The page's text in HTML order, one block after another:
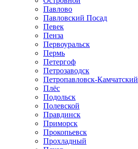
Павлово
Павловский Посад
Певек
Пенза
Первоуральск
Пермь
Петергоф
Петрозаводск
Петропавловск-Камчатский
Плёс
Подольск
Полевской
Правдинск
Приморск
Прокопьевск
Прохладный